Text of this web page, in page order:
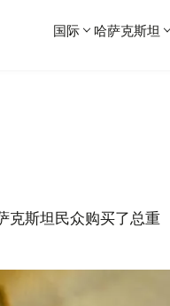
国际 哈萨克斯坦
克斯坦民众购买了总重